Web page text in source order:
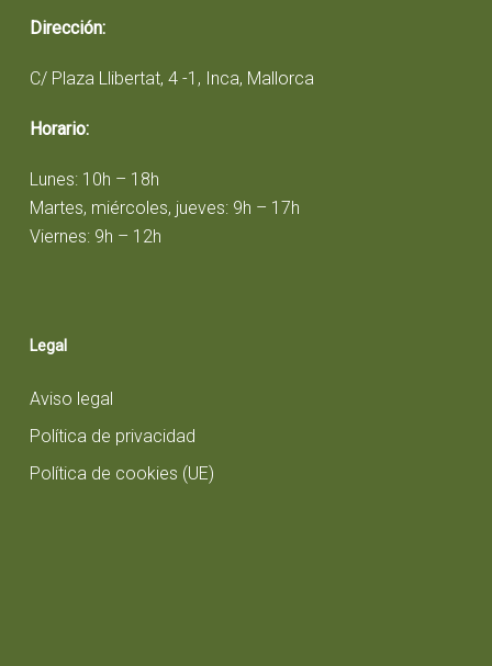
Dirección:
C/ Plaza Llibertat, 4 -1, Inca, Mallorca
Horario:
Lunes: 10h – 18h
Martes, miércoles, jueves: 9h – 17h
Viernes: 9h – 12h
Legal
Aviso legal
Política de privacidad
Política de cookies (UE)